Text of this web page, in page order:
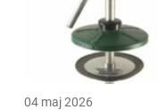
04 maj 2026